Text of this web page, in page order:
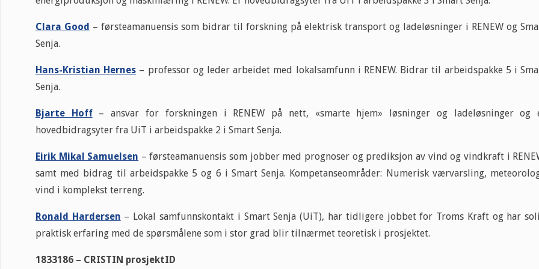
Clara Good – førsteamanuensis som bidrar til forskning på elektrisk transport og ladeløsninger i RENEW og
Senja.
Hans-Kristian Hernes – professor og leder arbeidet med lokalsamfunn i RENEW. Bidrar til arbeidspakke 5 i
Senja.
Bjarte Hoff– ansvar for forskningen i RENEW på nett, «smarte hjem» løsninger og ladeløsninger og
hovedbidragsyter fra UiT i arbeidspakke 2 i Smart Senja.
Eirik Mikal Samuelsen – førsteamanuensis som jobber med prognoser og prediksjon av vind og vindkraft i
samt med bidrag til arbeidspakke 5 og 6 i Smart Senja. Kompetanseområder: Numerisk værvarsling,
vind i komplekst terreng.
Ronald Hardersen – Lokal samfunnskontakt i Smart Senja (UiT), har tidligere jobbet for Troms Kraft og har
praktisk erfaring med de spørsmålene som i stor grad blir tilnærmet teoretisk i prosjektet.
1833186 – CRISTIN prosjektID